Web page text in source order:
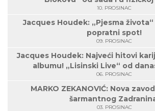
10. PROSINAC
Jacques Houdek: „Pjesma
popratni spot!
09. PROSINAC
Jacques Houdek: Najveći hitovi
albumu! „Lisinski Live“ od
06. PROSINAC
MARKO ZEKANOVIĆ: Nova
šarmantnog
03. PROSINAC